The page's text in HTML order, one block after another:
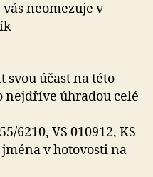
neomezuje v
svou účast na této
nejdříve úhradou celé
6210, VS 010912, KS
v hotovosti na